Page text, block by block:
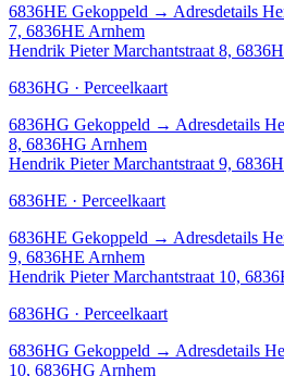
6836HE Gekoppeld → Adresdetails
7, 6836HE Arnhem
Hendrik Pieter Marchantstraat 8,
6836HG · Perceelkaart
6836HG Gekoppeld → Adresdetails
8, 6836HG Arnhem
Hendrik Pieter Marchantstraat 9,
6836HE · Perceelkaart
6836HE Gekoppeld → Adresdetails
9, 6836HE Arnhem
Hendrik Pieter Marchantstraat 10,
6836HG · Perceelkaart
6836HG Gekoppeld → Adresdetails
10, 6836HG Arnhem